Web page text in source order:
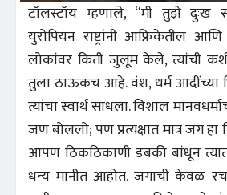
टॉलस्टॉय म्हणाले, “मी तुझे
युरोपियन राष्ट्रांनी आफ्रिकेतील
लोकांवर किती जुलूम केले, त्यांची
तुला ठाऊकच आहे. वंश, धर्म आदींच्या
त्यांचा स्वार्थ साधला. विशाल
जण बोललो; पण प्रत्यक्षात मात्र जग हा
आपण ठिकठिकाणी डबकी बांधून
धन्य मानीत आहोत. जगाची केवळ